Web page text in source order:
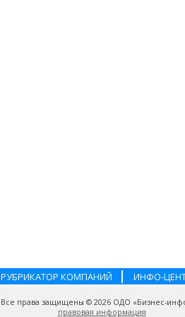
РУБРИКАТОР КОМПАНИЙ ИНФО-
Все права защищены © 2026 ОДО «Бизнес-
правовая информация